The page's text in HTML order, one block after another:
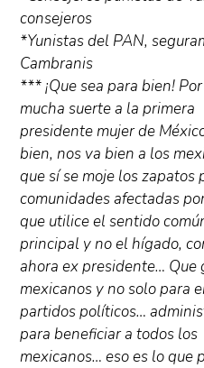
consejeros
*Yunistas del PAN,
Cambranis
*** ¡Que sea para bien!
mucha suerte a la primera
presidente mujer de
bien, nos va bien a los
que sí se moje los zapatos
comunidades afectadas
que utilice el sentido
principal y no el hígado,
ahora ex presidente… Que
mexicanos y no solo para
partidos políticos…
para beneficiar a todos los
mexicanos… eso es lo que